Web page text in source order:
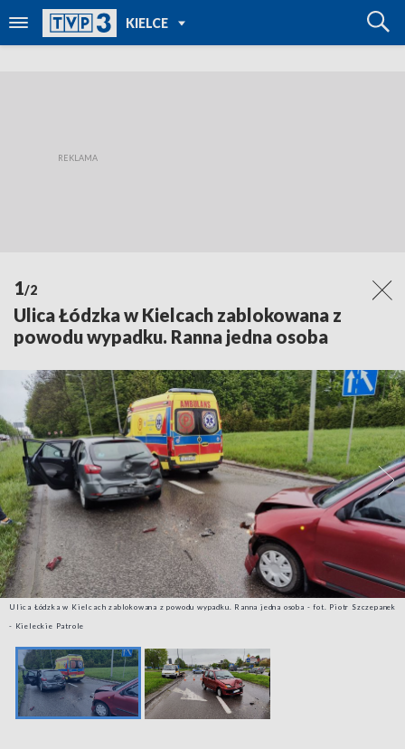
KIELCE
TVP REGIONY
1/2
Ulica Łódzka w Kielcach zablokowana z
powodu wypadku. Ranna jedna osoba
Ulica Łódzka w Kielcach zablokowana z powodu wypadku. Ranna jedna osoba - fot. Piotr Szczepanek
- Kieleckie Patrole